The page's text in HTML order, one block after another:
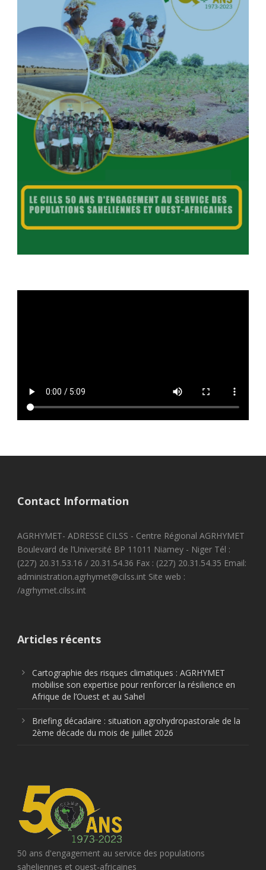
Contact Information
AGRHYMET- ADRESSE CILSS - Centre Régional AGRHYMET
Boulevard de l’Université BP 11011 Niamey - Niger Tél :
(227) 20.31.53.16 / 20.31.54.36 Fax : (227) 20.31.54.35 Email:
administration.agrhymet@cilss.int Site web :
/agrhymet.cilss.int
Articles récents
Cartographie des risques climatiques : AGRHYMET
mobilise son expertise pour renforcer la résilience en
Afrique de l’Ouest et au Sahel
Briefing décadaire : situation agrohydropastorale de la
2ème décade du mois de juillet 2026
50 ans d'engagement au service des populations
saheliennes et ouest-africaines